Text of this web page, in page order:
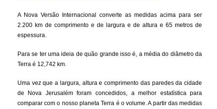
A Nova Versão Internacional converte as medidas acima para ser
2.200 km de comprimento e de largura e de altura e 65 metros de
espessura.
Para se ter uma ideia de quão grande isso é, a média do diâmetro da
Terra é 12,742 km.
Uma vez que a largura, altura e comprimento das paredes da cidade
de Nova Jerusalém foram concedidos, a melhor estatística para
comparar com o nosso planeta Terra é o volume. A partir das medidas